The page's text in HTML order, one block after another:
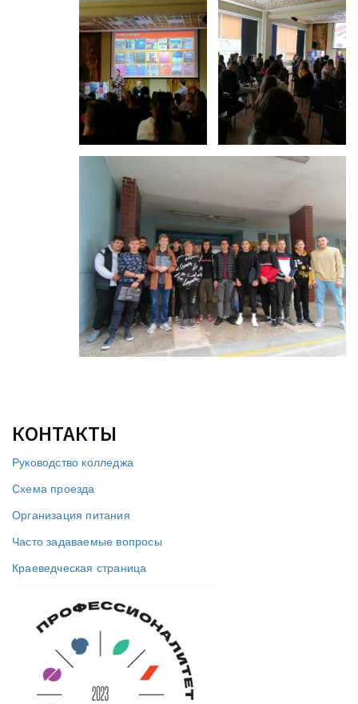
КОНТАКТЫ
Руководство колледжа
Схема проезда
Организация питания
Часто задаваемые вопросы
Краеведческая страница